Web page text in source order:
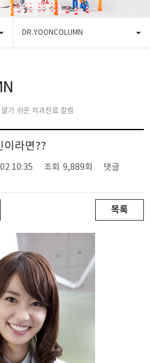
DR.YOONCOLUMN
기 쉬운 치과진료 칼럼
이라면??
10:35 조회 9,889회
댓글
목록